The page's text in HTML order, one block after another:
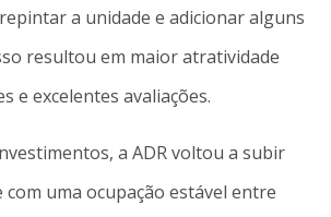
a unidade e adicionar alguns
resultou em maior atratividade
e excelentes avaliações.
a ADR voltou a subir
uma ocupação estável entre